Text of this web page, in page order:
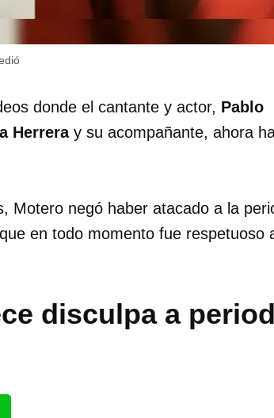
donde el cantante y actor, Pablo
Herreray su acompañante, ahora
Motero negó haber atacado a la
en todo momento fue respetuoso
disculpa a